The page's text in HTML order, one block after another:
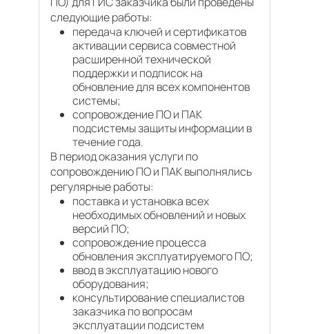
следующие работы:
передача ключей и сертификатов
активации сервиса совместной
расширенной технической
поддержки и подписок на
обновление для всех компонентов
системы;
сопровождение ПО и ПАК
подсистемы защиты информации в
течение года.
В период оказания услуги по
сопровождению ПО и ПАК выполнялись
регулярные работы:
поставка и установка всех
необходимых обновлений и новых
версий ПО;
сопровождение процесса
обновления эксплуатируемого ПО;
ввод в эксплуатацию нового
оборудования;
консультирование специалистов
заказчика по вопросам
эксплуатации подсистем